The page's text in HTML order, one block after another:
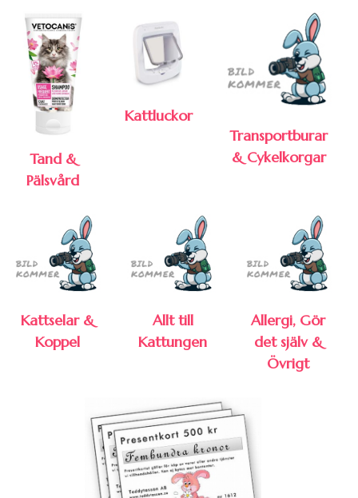
Tand &
Pälsvård
Kattluckor
Transportburar
& Cykelkorgar
Kattselar &
Koppel
Allt till
Kattungen
Allergi, Gör
det själv &
Övrigt